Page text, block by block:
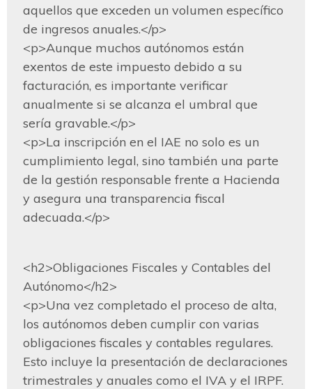
aquellos que exceden un volumen específico
de ingresos anuales.</p>
<p>Aunque muchos autónomos están
exentos de este impuesto debido a su
facturación, es importante verificar
anualmente si se alcanza el umbral que
sería gravable.</p>
<p>La inscripción en el IAE no solo es un
cumplimiento legal, sino también una parte
de la gestión responsable frente a Hacienda
y asegura una transparencia fiscal
adecuada.</p>
<h2>Obligaciones Fiscales y Contables del
Autónomo</h2>
<p>Una vez completado el proceso de alta,
los autónomos deben cumplir con varias
obligaciones fiscales y contables regulares.
Esto incluye la presentación de declaraciones
trimestrales y anuales como el IVA y el IRPF.